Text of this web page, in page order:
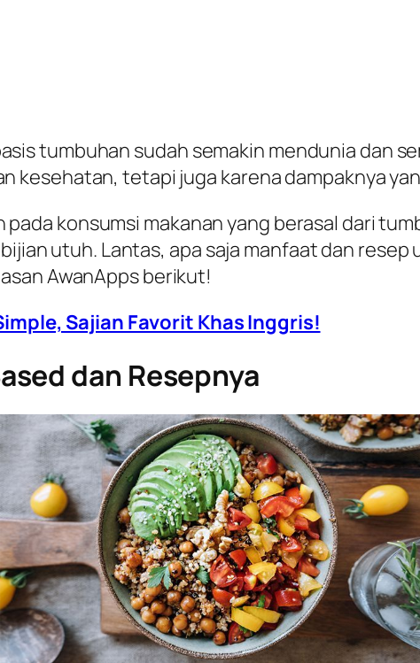
tumbuhan sudah semakin mendunia dan
kesehatan, tetapi juga karena dampaknya
pada konsumsi makanan yang berasal dari
utuh. Lantas, apa saja manfaat dan
AwanApps berikut!
Sajian Favorit Khas Inggris!
dan Resepnya